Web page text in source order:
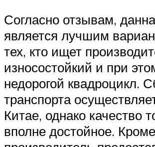
Согласно отзывам,
является лучшим
тех, кто ищет
износостойкий и при
недорогой квадроцикл.
транспорта
Китае, однако качество
вполне достойное. Кроме